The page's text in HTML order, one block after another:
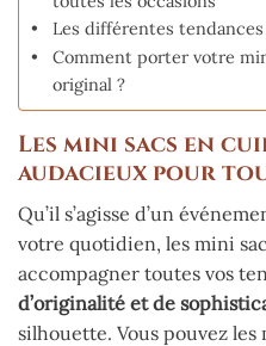
Les différentes
Comment porter votre
original ?
Les mini sacs en
audacieux pour
Qu’il s’agisse d’un
votre quotidien, les mini
accompagner toutes vos
d’originalité et de
silhouette. Vous pouvez